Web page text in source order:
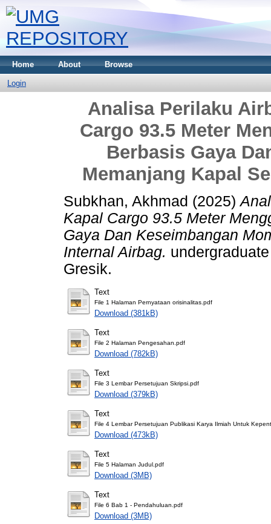
Home About Browse
Login
Analisa Perilaku
Cargo 93.5 Meter
Berbasis Gaya
Memanjang Kapal
Subkhan, Akhmad (2025)
Kapal Cargo 93.5 Meter
Gaya Dan Keseimbangan
Internal Airbag.
Gresik.
Text
File 1 Halaman Pernyataan orisinalitas.pdf
Download (381kB)
Text
File 2 Halaman Pengesahan.pdf
Download (782kB)
Text
File 3 Lembar Persetujuan Skripsi.pdf
Download (379kB)
Text
File 4 Lembar Persetujuan Publikasi Karya Ilmiah Untuk
Download (473kB)
Text
File 5 Halaman Judul.pdf
Download (3MB)
Text
File 6 Bab 1 - Pendahuluan.pdf
Download (3MB)